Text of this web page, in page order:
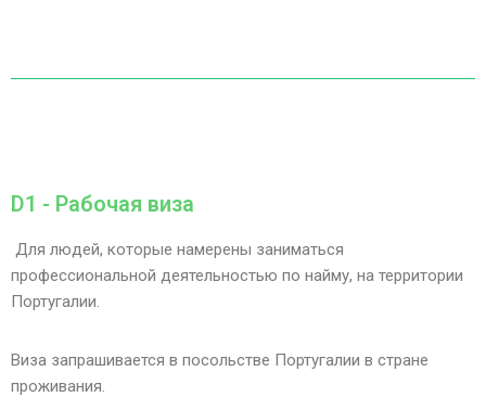
D1 - Рабочая виза
Для людей, которые намерены заниматься
профессиональной деятельностью по найму, на территории
Португалии.
Виза запрашивается в посольстве Португалии в стране
проживания.